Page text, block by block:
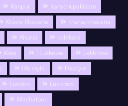
Kanpur
Karachi pakistan
Khana Khazana
khana-khazana
Khurai
kolakata
Kota l Lucknow
Lakhnow
life style
lifestyle
London
Lucknow
Machalpur